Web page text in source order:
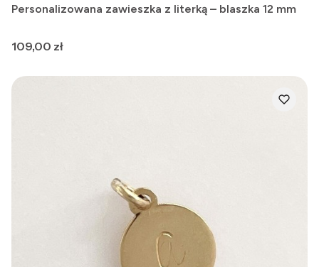
Personalizowana zawieszka z literką – blaszka 12 mm
Cena
109,00 zł